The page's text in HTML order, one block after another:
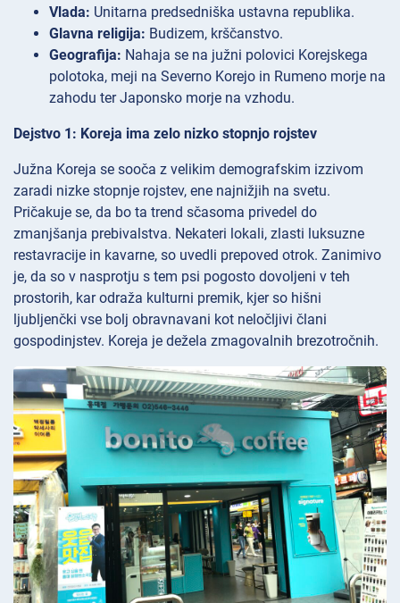
Vlada: Unitarna predsedniška ustavna republika.
Glavna religija: Budizem, krščanstvo.
Geografija: Nahaja se na južni polovici Korejskega
polotoka, meji na Severno Korejo in Rumeno morje na
zahodu ter Japonsko morje na vzhodu.
Dejstvo 1: Koreja ima zelo nizko stopnjo rojstev
Južna Koreja se sooča z velikim demografskim izzivom
zaradi nizke stopnje rojstev, ene najnižjih na svetu.
Pričakuje se, da bo ta trend sčasoma privedel do
zmanjšanja prebivalstva. Nekateri lokali, zlasti luksuzne
restavracije in kavarne, so uvedli prepoved otrok. Zanimivo
je, da so v nasprotju s tem psi pogosto dovoljeni v teh
prostorih, kar odraža kulturni premik, kjer so hišni
ljubljenčki vse bolj obravnavani kot neločljivi člani
gospodinjstev. Koreja je dežela zmagovalnih brezotročnih.